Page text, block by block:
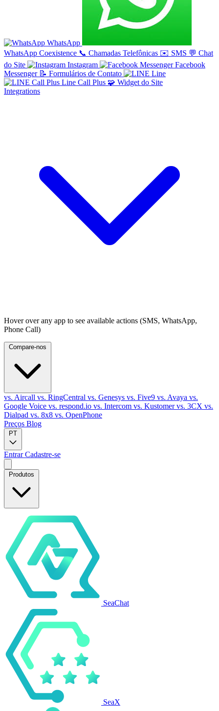
WhatsApp
WhatsApp Coexistence 📞 Chamadas Telefônicas ✉️ SMS 💬 Chat
do Site
Instagram
Facebook
Messenger 📝 Formulários de Contato
Line
Line Call Plus 🧩 Widget do Site
Integrations
Hover over any app to see available actions (SMS, WhatsApp,
Phone Call)
vs. Aircall vs. RingCentral vs. Genesys vs. Five9 vs. Avaya vs.
Google Voice vs. respond.io vs. Intercom vs. Kustomervs. 3CX vs.
Dialpad vs. 8x8 vs. OpenPhone
Preços Blog
PT
EntrarCadastre-se
Produtos
SeaChat
SeaX